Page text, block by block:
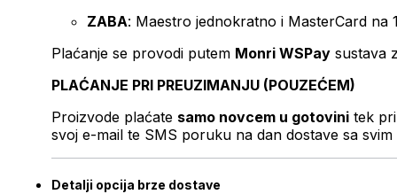
ZABA: Maestro jednokratno i MasterCard na
Plaćanje se provodi putem Monri WSPay sustava
PLAĆANJE PRI PREUZIMANJU (POUZEĆEM)
Proizvode plaćate samo novcem u gotovini tek
svoj e-mail te SMS poruku na dan dostave sa svim
Detalji opcija brze dostave